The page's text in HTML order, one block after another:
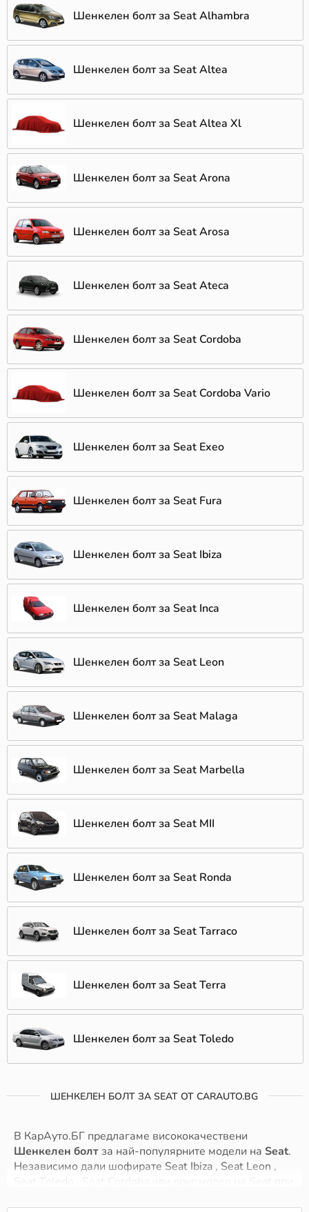
Шенкелен болт за Seat Alhambra
Шенкелен болт за Seat Altea
Шенкелен болт за Seat Altea Xl
Шенкелен болт за Seat Arona
Шенкелен болт за Seat Arosa
Шенкелен болт за Seat Ateca
Шенкелен болт за Seat Cordoba
Шенкелен болт за Seat Cordoba Vario
Шенкелен болт за Seat Exeo
Шенкелен болт за Seat Fura
Шенкелен болт за Seat Ibiza
Шенкелен болт за Seat Inca
Шенкелен болт за Seat Leon
Шенкелен болт за Seat Malaga
Шенкелен болт за Seat Marbella
Шенкелен болт за Seat MII
Шенкелен болт за Seat Ronda
Шенкелен болт за Seat Tarraco
Шенкелен болт за Seat Terra
Шенкелен болт за Seat Toledo
ШЕНКЕЛЕН БОЛТ ЗА SEAT ОТ CARAUTO.BG
В КарАуто.БГ предлагаме висококачествени
Шенкелен болтза най-популярните модели на Seat.
Независимо дали шофирате Seat Ibiza , Seat Leon ,